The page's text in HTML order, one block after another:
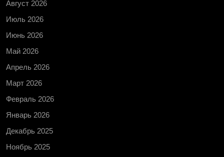
Август 2026
Июль 2026
Июнь 2026
Май 2026
Апрель 2026
Март 2026
Февраль 2026
Январь 2026
Декабрь 2025
Ноябрь 2025